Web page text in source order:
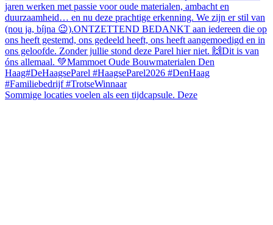
Sommige locaties voelen als een tijdcapsule. Deze